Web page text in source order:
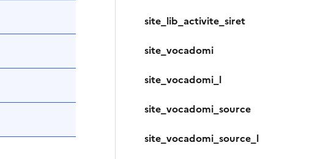
site_lib_activite_siret
site_vocadomi
site_vocadomi_l
site_vocadomi_source
site_vocadomi_source_l